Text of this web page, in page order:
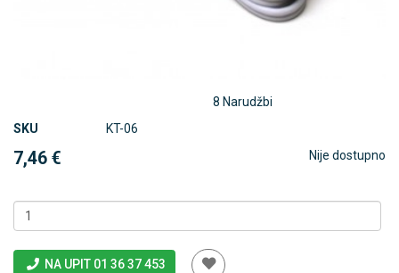
8 Narudžbi
SKU
KT-06
7,46 € Nije dostupno
NA UPIT 01 36 37 453